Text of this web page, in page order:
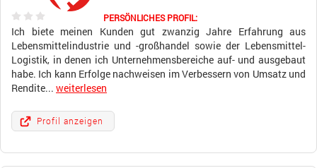
PERSÖNLICHES PROFIL:
Ich biete meinen Kunden gut zwanzig Jahre Erfahrung aus
Lebensmittelindustrie und -großhandel sowie der Lebensmittel-
Logistik, in denen ich Unternehmensbereiche auf- und ausgebaut
habe. Ich kann Erfolge nachweisen im Verbessern von Umsatz und
Rendite... weiterlesen
Profil anzeigen